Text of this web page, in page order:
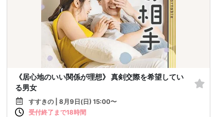
《居心地のいい関係が理想》 真剣交際を希望してい
る男女
すすきの | 8月9日(日) 15:00〜
受付終了まで18時間